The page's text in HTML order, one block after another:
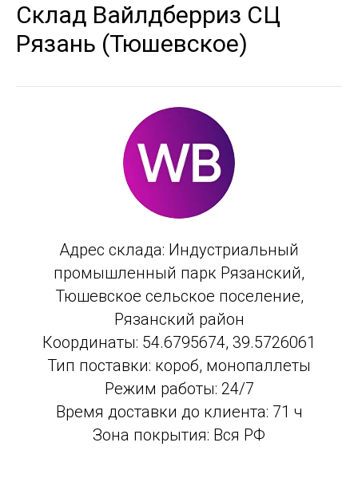
Склад Вайлдберриз СЦ
Рязань (Тюшевское)
Адрес склада: Индустриальный
промышленный парк Рязанский,
Тюшевское сельское поселение,
Рязанский район
Координаты: 54.6795674, 39.5726061
Тип поставки: короб, монопаллеты
Режим работы: 24/7
Время доставки до клиента: 71 ч
Зона покрытия: Вся РФ